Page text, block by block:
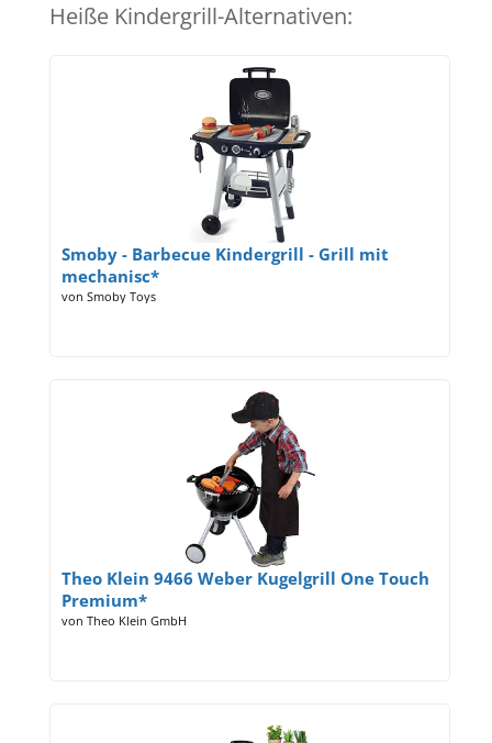
Heiße Kindergrill-Alternativen:
Smoby - Barbecue Kindergrill - Grill mit
mechanisc*
von Smoby Toys
Theo Klein 9466 Weber Kugelgrill One Touch
Premium*
von Theo Klein GmbH